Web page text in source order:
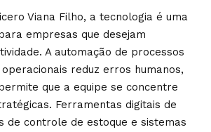
Viana Filho, a tecnologia é uma
empresas que desejam
A automação de processos
reduz erros humanos,
que a equipe se concentre
Ferramentas digitais de
de controle de estoque e sistemas